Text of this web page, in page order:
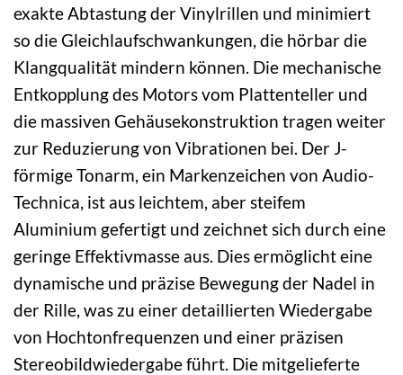
exakte Abtastung der Vinylrillen und minimiert
so die Gleichlaufschwankungen, die hörbar die
Klangqualität mindern können. Die mechanische
Entkopplung des Motors vom Plattenteller und
die massiven Gehäusekonstruktion tragen weiter
zur Reduzierung von Vibrationen bei. Der J-
förmige Tonarm, ein Markenzeichen von Audio-
Technica, ist aus leichtem, aber steifem
Aluminium gefertigt und zeichnet sich durch eine
geringe Effektivmasse aus. Dies ermöglicht eine
dynamische und präzise Bewegung der Nadel in
der Rille, was zu einer detaillierten Wiedergabe
von Hochtonfrequenzen und einer präzisen
Stereobildwiedergabe führt. Die mitgelieferte